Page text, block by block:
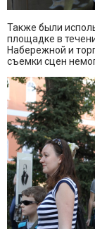
Также были
площадке в
Набережной и
съемки сцен